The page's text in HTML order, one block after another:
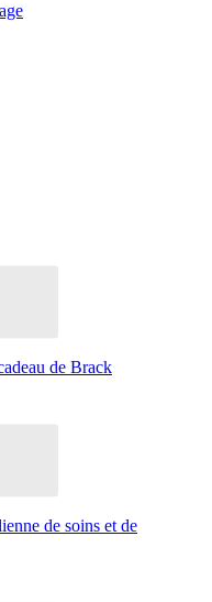
de Brack
de soins et de